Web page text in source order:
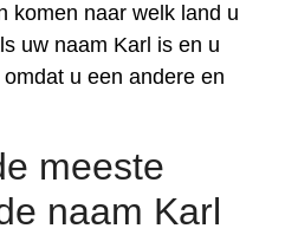
komen naar welk land u
uw naam Karl is en u
u een andere en
meeste
naam Karl